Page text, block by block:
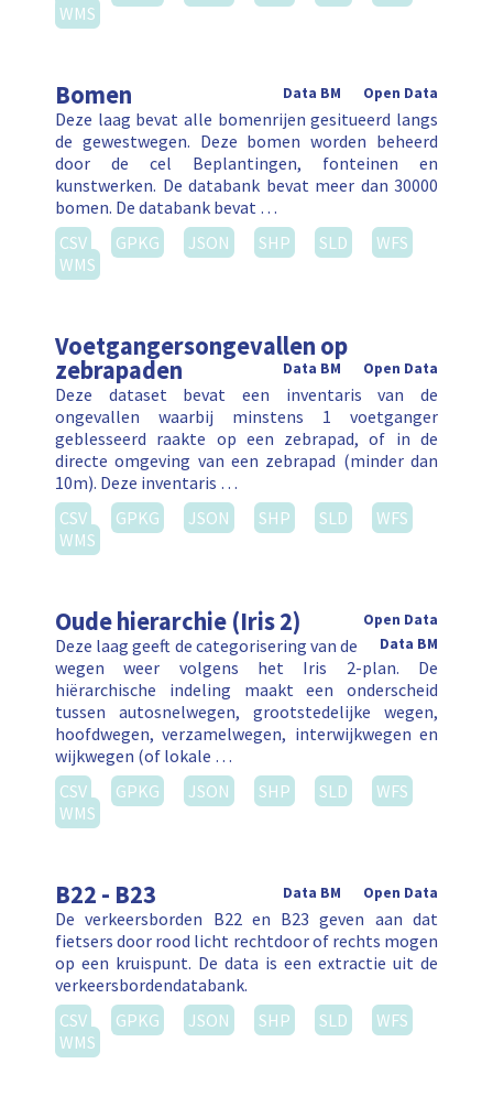
WMS
Bomen Open Data
Data BM
Deze laag bevat alle bomenrijen gesitueerd langs
de gewestwegen. Deze bomen worden beheerd
door de cel Beplantingen, fonteinen en
kunstwerken. De databank bevat meer dan 30000
bomen. De databank bevat …
CSV
GPKG JSON SHP SLD
WFS
WMS
Voetgangersongevallen op
zebrapaden Open Data
Data BM
Deze dataset bevat een inventaris van de
ongevallen waarbij minstens 1 voetganger
geblesseerd raakte op een zebrapad, of in de
directe omgeving van een zebrapad (minder dan
10m). Deze inventaris …
CSV
GPKG JSON SHP SLD
WFS
WMS
Oude hierarchie (Iris 2)
Open Data
Data BM
Deze laag geeft de categorisering van de
wegen weer volgens het Iris 2-plan. De
hiërarchische indeling maakt een onderscheid
tussen autosnelwegen, grootstedelijke wegen,
hoofdwegen, verzamelwegen, interwijkwegen en
wijkwegen (of lokale …
CSV
GPKG JSON SHP SLD
WFS
WMS
B22 - B23 Open Data
Data BM
De verkeersborden B22 en B23 geven aan dat
fietsers door rood licht rechtdoor of rechts mogen
op een kruispunt. De data is een extractie uit de
verkeersbordendatabank.
CSV
GPKG JSON SHP SLD
WFS
WMS